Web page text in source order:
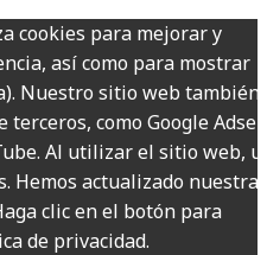
cookies para mejorar y
así como para mostrar
Nuestro sitio web también
como Google
Al utilizar el sitio web,
Hemos actualizado nuestra
clic en el botón para
de privacidad.